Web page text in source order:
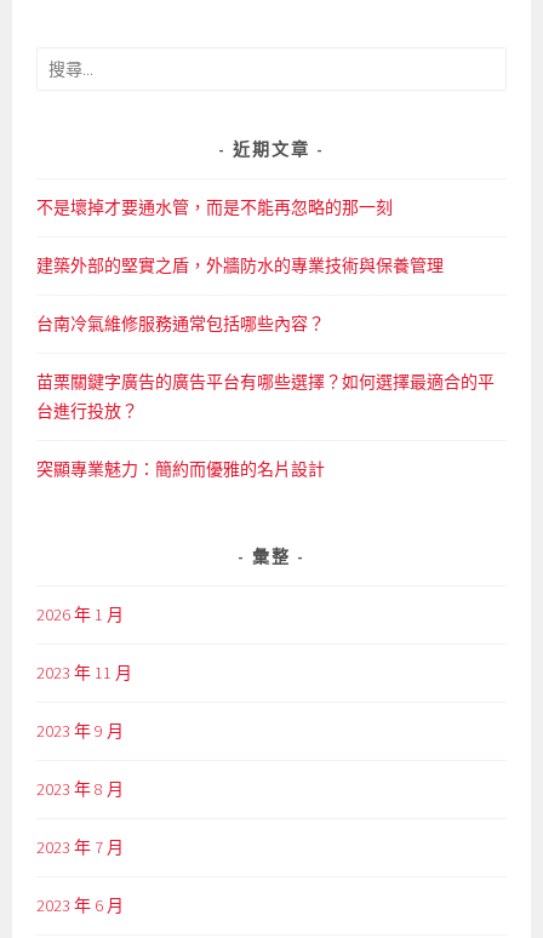
搜
近期文章
不是壞掉才要通水管，而是不能再忽略的那一刻
建築外部的堅實之盾，外牆防水的專業技術與保養管理
台南冷氣維修服務通常包括哪些內容？
苗栗關鍵字廣告的廣告平台有哪些選擇？如何選擇最適合的平
台進行投放？
突顯專業魅力：簡約而優雅的名片設計
彙整
2026 年 1 月
2023 年 11 月
2023 年 9 月
2023 年 8 月
2023 年 7 月
2023 年 6 月